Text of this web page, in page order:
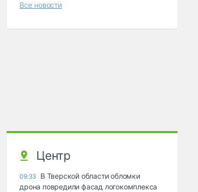
Все новости
Центр
09:33
В Тверской области обломки
дрона повредили фасад логокомплекса